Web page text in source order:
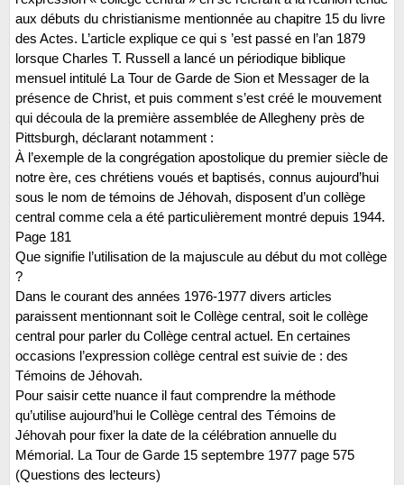
aux débuts du christianisme mentionnée au chapitre 15 du livre
des Actes. L’article explique ce qui s ’est passé en l’an 1879
lorsque Charles T. Russell a lancé un périodique biblique
mensuel intitulé La Tour de Garde de Sion et Messager de la
présence de Christ, et puis comment s’est créé le mouvement
qui découla de la première assemblée de Allegheny près de
Pittsburgh, déclarant notamment :
À l’exemple de la congrégation apostolique du premier siècle de
notre ère, ces chrétiens voués et baptisés, connus aujourd’hui
sous le nom de témoins de Jéhovah, disposent d’un collège
central comme cela a été particulièrement montré depuis 1944.
Page 181
Que signifie l’utilisation de la majuscule au début du mot collège
?
Dans le courant des années 1976-1977 divers articles
paraissent mentionnant soit le Collège central, soit le collège
central pour parler du Collège central actuel. En certaines
occasions l’expression collège central est suivie de : des
Témoins de Jéhovah.
Pour saisir cette nuance il faut comprendre la méthode
qu’utilise aujourd’hui le Collège central des Témoins de
Jéhovah pour fixer la date de la célébration annuelle du
Mémorial. La Tour de Garde 15 septembre 1977 page 575
(Questions des lecteurs)